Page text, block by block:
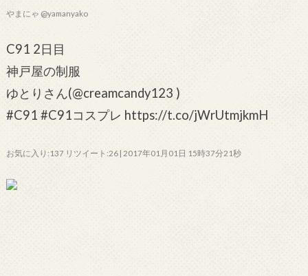
やまにゃ @yamanyako
C91 2日目
神戸屋の制服
ゆとりさん(@creamcandy123 )
#C91 #C91コスプレ https://t.co/jWrUtmjkmH
お気に入り:137 リツイート:26 | 2017年01月01日 15時37分21秒